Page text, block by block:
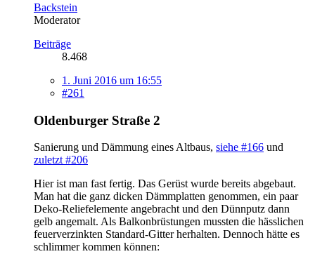
Backstein
Moderator
Beiträge
8.468
1. Juni 2016 um 16:55
#261
Oldenburger Straße 2
Sanierung und Dämmung eines Altbaus, siehe #166 und
zuletzt #206
Hier ist man fast fertig. Das Gerüst wurde bereits abgebaut.
Man hat die ganz dicken Dämmplatten genommen, ein paar
Deko-Reliefelemente angebracht und den Dünnputz dann
gelb angemalt. Als Balkonbrüstungen mussten die hässlichen
feuerverzinkten Standard-Gitter herhalten. Dennoch hätte es
schlimmer kommen können: